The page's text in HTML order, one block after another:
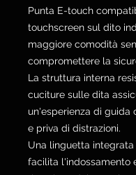
Punta E-touch
touchscreen sul dito
maggiore comodità
compromettere la
La struttura interna
cuciture sulle dita
un'esperienza di guida
e priva di distrazioni.
Una linguetta integrata
facilita l'indossamento